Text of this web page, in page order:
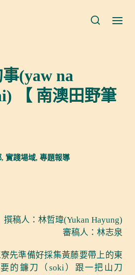
(yaw na
【 南澳田野筆
, 實踐場域, 專題報導
撰稿人：林哲瑋(Yukan Hayung)
審稿人：林志泉
先準備好採集黃藤要帶上的東
的鐮刀（soki）跟一把山刀